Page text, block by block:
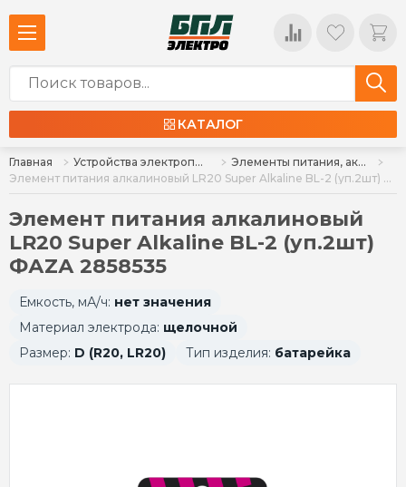
КАТАЛОГ
Главная Устройства электропитания
Элементы питания, аккумуляторы, источники питания
Элемент питания алкалиновый LR20 Super Alkaline BL-2 (уп.2шт) ФАZА 2858535
Элемент питания алкалиновый
LR20 Super Alkaline BL-2 (уп.2шт)
ФАZА 2858535
Емкость, мА/ч: нет значения
Материал электрода: щелочной
Размер: D (R20, LR20) Тип изделия: батарейка